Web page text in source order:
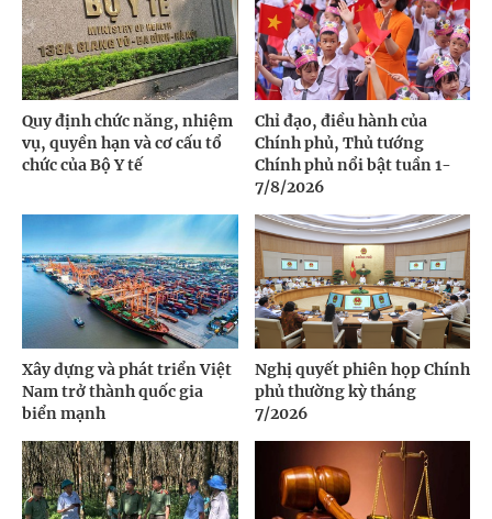
Quy định chức năng, nhiệm
vụ, quyền hạn và cơ cấu tổ
chức của Bộ Y tế
Chỉ đạo, điều hành của
Chính phủ, Thủ tướng
Chính phủ nổi bật tuần 1-
7/8/2026
Xây dựng và phát triển Việt
Nam trở thành quốc gia
biển mạnh
Nghị quyết phiên họp Chính
phủ thường kỳ tháng
7/2026